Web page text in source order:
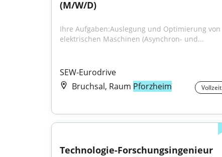
(M/W/D)
Ihre Aufgaben:Auslegung und Optimierung von
elektrischen Maschinen (Asynchron- und...
SEW-Eurodrive
Bruchsal, Raum Pforzheim Vollzeit
Technologie-Forschungsingenieur